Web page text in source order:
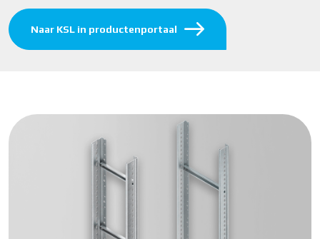
Naar KSL in productenportaal